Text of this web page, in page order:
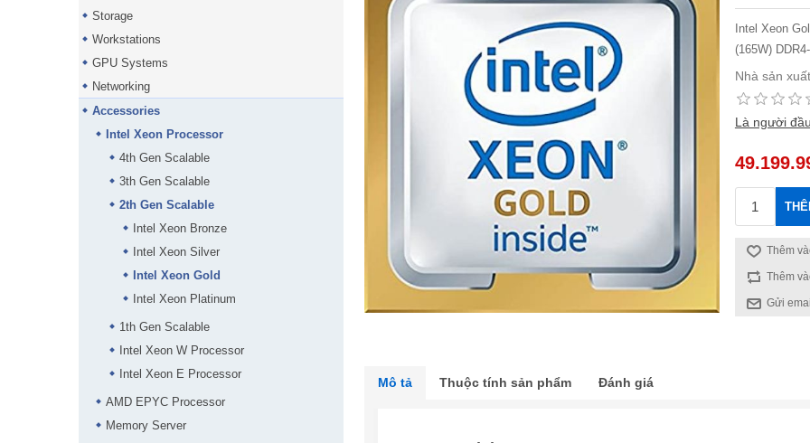
Storage
Workstations
GPU Systems
Networking
Accessories
Intel Xeon Processor
4th Gen Scalable
3th Gen Scalable
2th Gen Scalable
Intel Xeon Bronze
Intel Xeon Silver
Intel Xeon Gold
Intel Xeon Platinum
1th Gen Scalable
Intel Xeon W Processor
Intel Xeon E Processor
AMD EPYC Processor
Memory Server
Intel Xeon
(165W)
Nhà sản
Là người
Thêm
Thêm
Gửi
Mô tả Thuộc tính sản phẩm Đánh giá